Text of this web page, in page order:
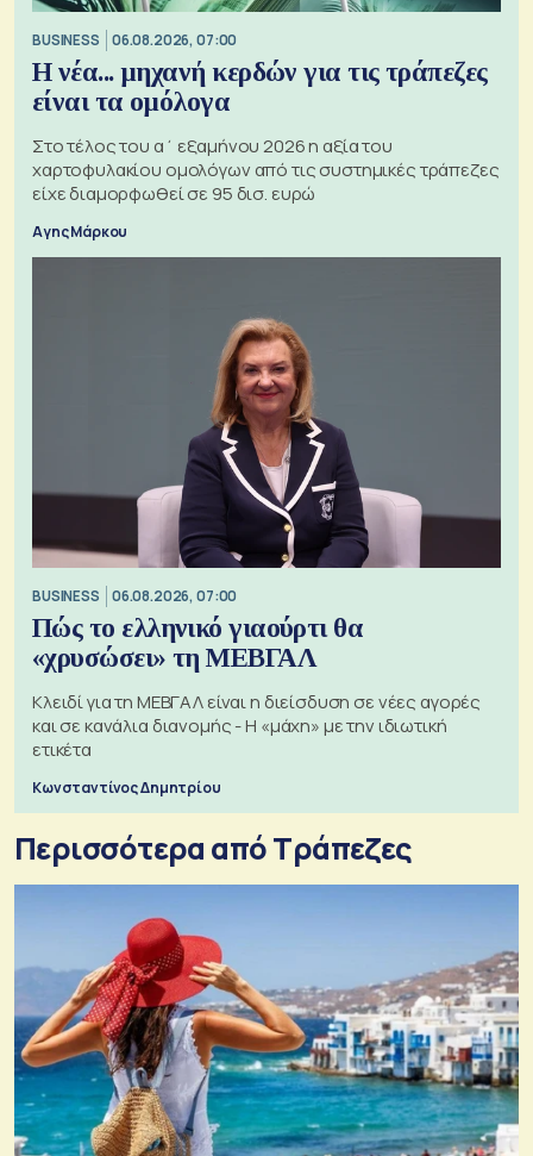
BUSINESS 06.08.2026, 07:00
Η νέα... μηχανή κερδών για τις τράπεζες
είναι τα ομόλογα
Στο τέλος του α΄ εξαμήνου 2026 η αξία του
χαρτοφυλακίου ομολόγων από τις συστημικές τράπεζες
είχε διαμορφωθεί σε 95 δισ. ευρώ
Αγης Μάρκου
BUSINESS 06.08.2026, 07:00
Πώς το ελληνικό γιαούρτι θα
«χρυσώσει» τη ΜΕΒΓΑΛ
Κλειδί για τη ΜΕΒΓΑΛ είναι η διείσδυση σε νέες αγορές
και σε κανάλια διανομής - Η «μάχη» με την ιδιωτική
ετικέτα
Κωνσταντίνος Δημητρίου
Περισσότερα από Τράπεζες